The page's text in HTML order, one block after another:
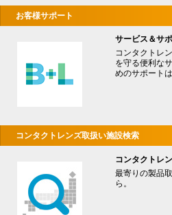
お客様サポート
サービス＆サ
コンタクトレ
を守る便利な
めのサポート
コンタクトレンズ取扱い施設検索
コンタクトレ
最寄りの製品
ら。